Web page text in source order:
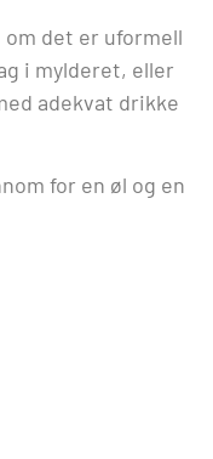
det er uformell
i mylderet, eller
adekvat drikke
for en øl og en